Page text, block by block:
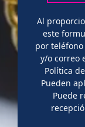
Al
este
por teléfono
y/o correo
Política
Pueden
Puede